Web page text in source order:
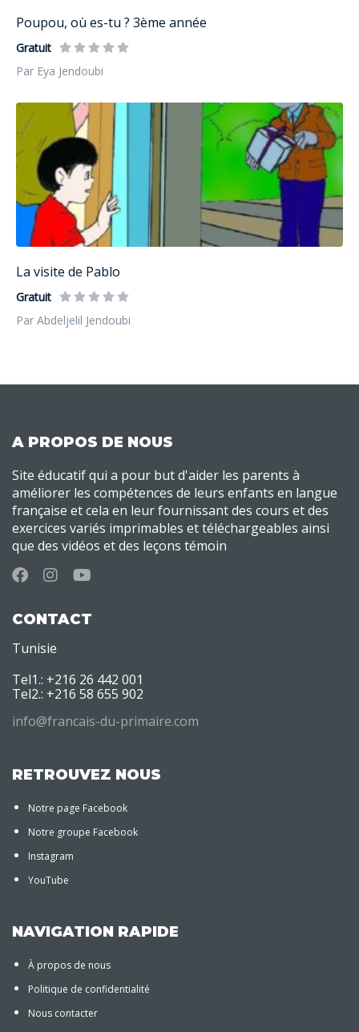
Poupou, où es-tu ? 3ème année
Gratuit
Par Eya Jendoubi
La visite de Pablo
Gratuit
Par Abdeljelil Jendoubi
A PROPOS DE NOUS
Site éducatif qui a pour but d'aider les parents à
améliorer les compétences de leurs enfants en langue
française et cela en leur fournissant des cours et des
exercices variés imprimables et téléchargeables ainsi
que des vidéos et des leçons témoin
CONTACT
Tunisie
Tel1.: +216 26 442 001
Tel2.: +216 58 655 902
info@francais-du-primaire.com
RETROUVEZ NOUS
Notre page Facebook
Notre groupe Facebook
Instagram
YouTube
NAVIGATION RAPIDE
À propos de nous
Politique de confidentialité
Nous contacter